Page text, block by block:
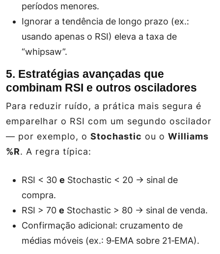
períodos menores.
Ignorar a tendência de longo prazo (ex.:
usando apenas o RSI) eleva a taxa de
“whipsaw”.
5. Estratégias avançadas que
combinam RSI e outros osciladores
Para reduzir ruído, a prática mais segura é
emparelhar o RSI com um segundo oscilador
— por exemplo, o Stochastic ou o Williams
%R. A regra típica:
RSI < 30 e Stochastic < 20 → sinal de
compra.
RSI > 70 e Stochastic > 80 → sinal de venda.
Confirmação adicional: cruzamento de
médias móveis (ex.: 9‑EMA sobre 21‑EMA).